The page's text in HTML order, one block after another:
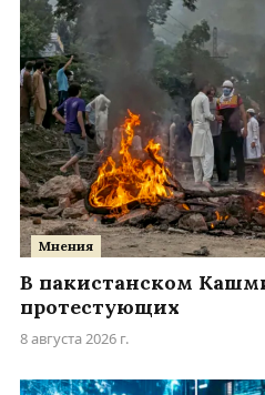
Мнения
В пакистанском
протестующих
8 августа 2026 г.